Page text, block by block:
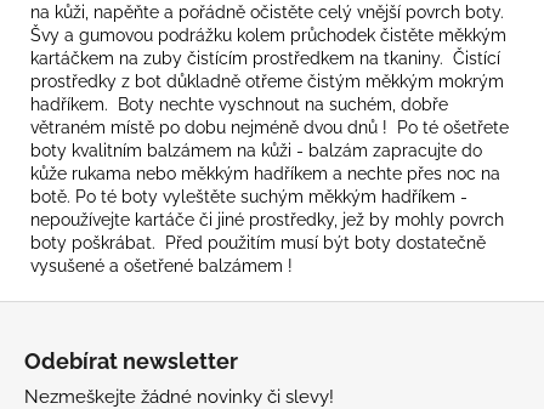
na kůži, napěňte a pořádně očistěte celý vnější povrch boty.
Švy a gumovou podrážku kolem průchodek čistěte měkkým
kartáčkem na zuby čistícím prostředkem na tkaniny. Čistící
prostředky z bot důkladně otřeme čistým měkkým mokrým
hadříkem. Boty nechte vyschnout na suchém, dobře
větraném místě po dobu nejméně dvou dnů ! Po té ošetřete
boty kvalitním balzámem na kůži - balzám zapracujte do
kůže rukama nebo měkkým hadříkem a nechte přes noc na
botě. Po té boty vyleštěte suchým měkkým hadříkem -
nepoužívejte kartáče či jiné prostředky, jež by mohly povrch
boty poškrábat. Před použitím musí být boty dostatečně
vysušené a ošetřené balzámem !
Odebírat newsletter
Nezmeškejte žádné novinky či slevy!